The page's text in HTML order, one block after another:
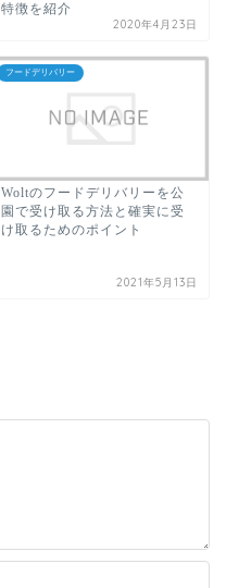
特徴を紹介
2020年4月23日
フードデリバリー
Woltのフードデリバリーを公
園で受け取る方法と確実に受
け取るためのポイント
2021年5月13日